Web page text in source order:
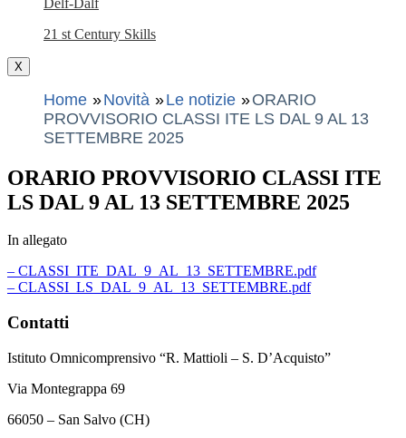
21 st Century Skills
X
Home Novità Le notizie
ORARIO
PROVVISORIO CLASSI ITE LS DAL 9 AL 13
SETTEMBRE 2025
ORARIO PROVVISORIO CLASSI ITE
LS DAL 9 AL 13 SETTEMBRE 2025
In allegato
– CLASSI_ITE_DAL_9_AL_13_SETTEMBRE.pdf
– CLASSI_LS_DAL_9_AL_13_SETTEMBRE.pdf
Contatti
Istituto Omnicomprensivo “R. Mattioli – S. D’Acquisto”
Via Montegrappa 69
66050 – San Salvo (CH)